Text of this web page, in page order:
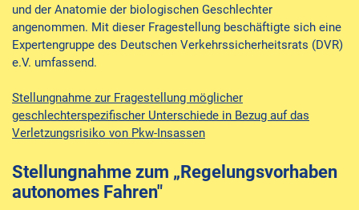
und der Anatomie der biologischen Geschlechter
angenommen. Mit dieser Fragestellung beschäftigte sich eine
Expertengruppe des Deutschen Verkehrssicherheitsrats (DVR)
e.V. umfassend.
Stellungnahme zur Fragestellung möglicher
geschlechterspezifischer Unterschiede in Bezug auf das
Verletzungsrisiko von Pkw-Insassen
Stellungnahme zum „Regelungsvorhaben
autonomes Fahren"